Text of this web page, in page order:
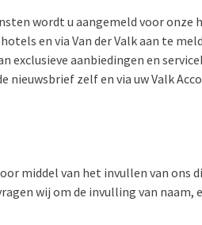
wordt u aangemeld voor
en via Van der Valk aan te
exclusieve aanbiedingen en
nieuwsbrief zelf en via uw Valk
middel van het invullen van ons
wij om de invulling van